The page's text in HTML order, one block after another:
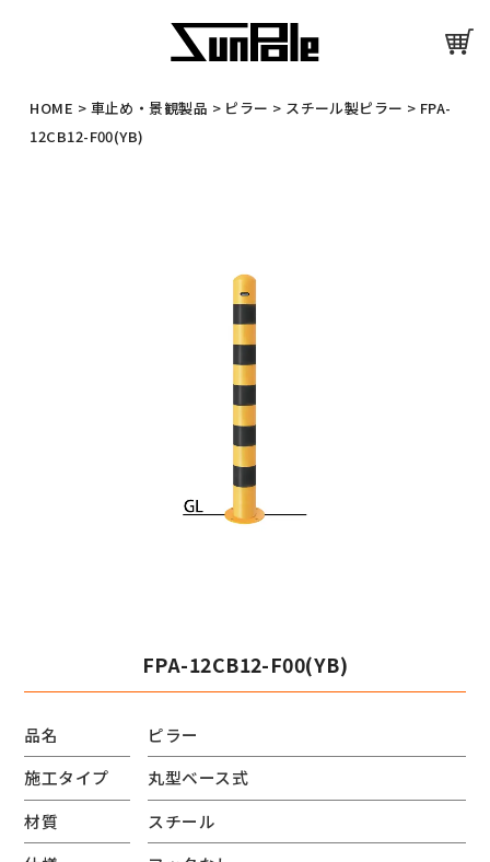
HOME > 車止め・景観製品 > ピラー > スチール製ピラー > FPA-
12CB12-F00(YB)
FPA-12CB12-F00(YB)
品名
ピラー
施工タイプ
丸型ベース式
材質
スチール